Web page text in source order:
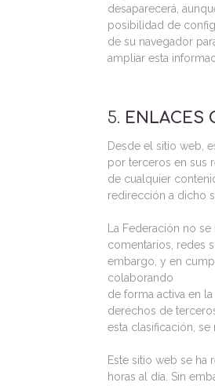
desaparecerá,
posibilidad de
de su navegador
ampliar esta
5. ENLACES
Desde el sitio web,
por terceros en sus
de cualquier
redirección a dicho
La Federación no
comentarios, redes
embargo, y en
colaborando
de forma activa en
derechos de
esta clasificación,
Este sitio web se
horas al día. Sin